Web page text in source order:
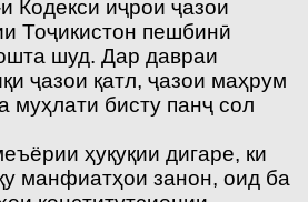
Кодекси иҷрои ҷазои
Тоҷикистон пешбинӣ
шуд. Дар давраи
ҷазои қатл, ҷазои маҳрум
муҳлати бисту панҷ сол
ҳуқуқии дигаре, ки
манфиатҳои занон, оид ба